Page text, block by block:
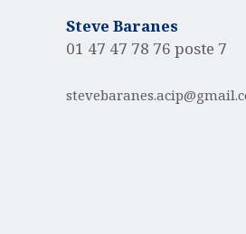
Steve Baranes
01 47 47 78 76 poste 7